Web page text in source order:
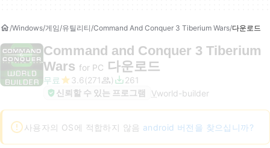
Windows 게임 유틸리티 Command And Conquer 3 Tiberium Wars 다운로드
Command and Conquer 3 Tiberium
Wars for PC 다운로드
무료 3.6 271
261
신뢰할 수 있는 프로그램
Vworld-builder
사용자의 OS에 적합하지 않음 android 버전을 찾으십니까?